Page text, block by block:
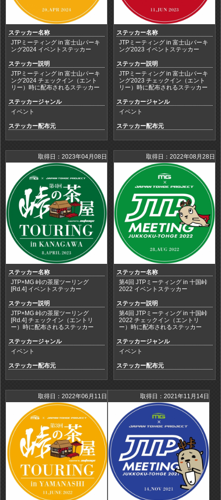
ステッカー名称
JTPミーティング in 富士山パーキ
ング2024 イベントステッカー
ステッカー説明
JTPミーティング in 富士山パーキ
ング2024 チェックイン（エント
リー）時に配布されるステッカー
ステッカージャンル
イベント
ステッカー配布元
ステッカー名称
JTPミーティング in 富士山パーキ
ング2023 イベントステッカー
ステッカー説明
JTPミーティング in 富士山パーキ
ング2023 チェックイン（エント
リー）時に配布されるステッカー
ステッカージャンル
イベント
ステッカー配布元
取得日：2023年04月08日
ステッカー名称
JTP×MG 峠の茶屋ツーリング
[Rd.4] イベントステッカー
ステッカー説明
JTP×MG 峠の茶屋ツーリング
[Rd.4] チェックイン（エントリ
ー）時に配布されるステッカー
ステッカージャンル
イベント
ステッカー配布元
取得日：2022年08月28日
ステッカー名称
第4回 JTPミーティング in 十国峠
2022 イベントステッカー
ステッカー説明
第4回 JTPミーティング in 十国峠
2022 チェックイン（エントリ
ー）時に配布されるステッカー
ステッカージャンル
イベント
ステッカー配布元
取得日：2022年06月11日 取得日：2021年11月14日